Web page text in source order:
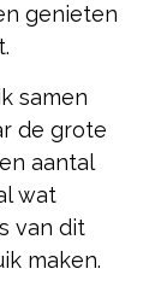
genieten
samen
de grote
aantal
wat
van dit
maken.